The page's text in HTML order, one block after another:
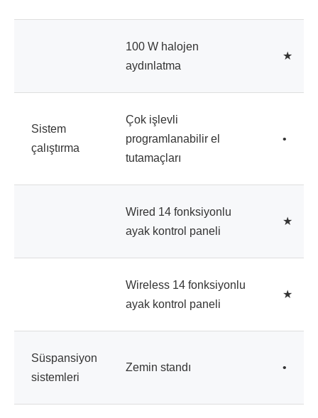
100 W halojen
aydınlatma
★
Sistem
çalıştırma
Çok işlevli
programlanabilir el
tutamaçları
•
Wired 14 fonksiyonlu
ayak kontrol paneli
★
Wireless 14 fonksiyonlu
ayak kontrol paneli
★
Süspansiyon
sistemleri
Zemin standı •